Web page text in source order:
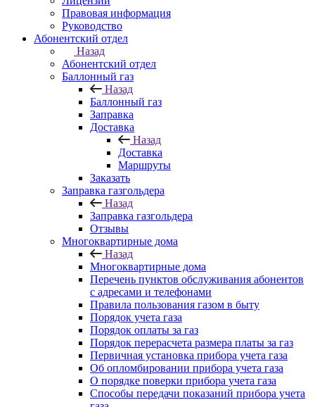
Правовая информация
Руководство
Абонентский отдел
Назад
Абонентский отдел
Баллонный газ
Назад
Баллонный газ
Заправка
Доставка
Назад
Доставка
Маршруты
Заказать
Заправка газгольдера
Назад
Заправка газгольдера
Отзывы
Многоквартирные дома
Назад
Многоквартирные дома
Перечень пунктов обслуживания абонентов
с адресами и телефонами
Правила пользования газом в быту
Порядок учета газа
Порядок оплаты за газ
Порядок перерасчета размера платы за газ
Первичная установка прибора учета газа
Об опломбировании прибора учета газа
О порядке поверки прибора учета газа
Способы передачи показаний прибора учета